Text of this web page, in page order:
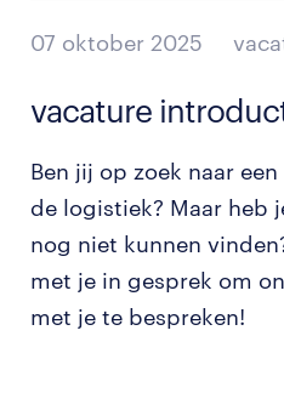
07 oktober 2025
vacature
Ben jij op zoek naar
de logistiek? Maar heb
nog niet kunnen
met je in gesprek om
met je te bespreken!